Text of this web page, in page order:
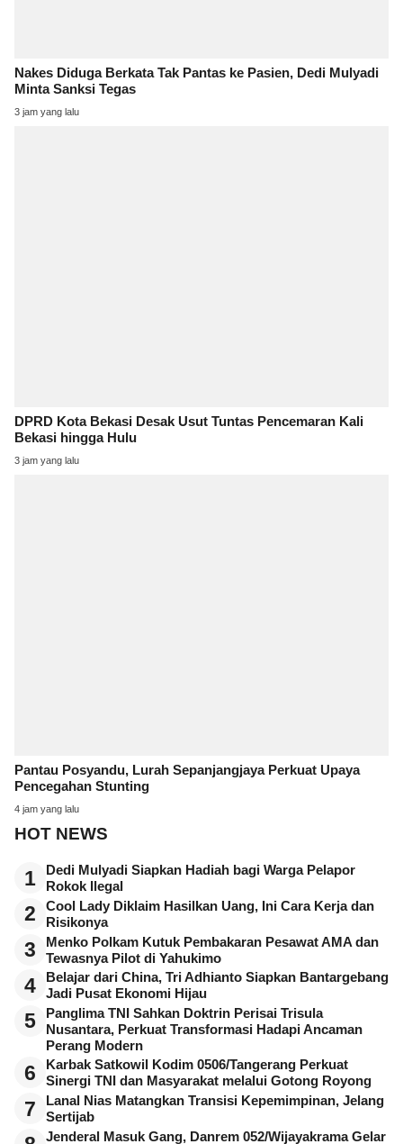
Nakes Diduga Berkata Tak Pantas ke Pasien, Dedi Mulyadi
Minta Sanksi Tegas
3 jam yang lalu
DPRD Kota Bekasi Desak Usut Tuntas Pencemaran Kali
Bekasi hingga Hulu
3 jam yang lalu
Pantau Posyandu, Lurah Sepanjangjaya Perkuat Upaya
Pencegahan Stunting
4 jam yang lalu
HOT NEWS
1
Dedi Mulyadi Siapkan Hadiah bagi Warga Pelapor
Rokok Ilegal
2
Cool Lady Diklaim Hasilkan Uang, Ini Cara Kerja dan
Risikonya
3
Menko Polkam Kutuk Pembakaran Pesawat AMA dan
Tewasnya Pilot di Yahukimo
4
Belajar dari China, Tri Adhianto Siapkan Bantargebang
Jadi Pusat Ekonomi Hijau
5
Panglima TNI Sahkan Doktrin Perisai Trisula
Nusantara, Perkuat Transformasi Hadapi Ancaman
Perang Modern
6
Karbak Satkowil Kodim 0506/Tangerang Perkuat
Sinergi TNI dan Masyarakat melalui Gotong Royong
7
Lanal Nias Matangkan Transisi Kepemimpinan, Jelang
Sertijab
Jenderal Masuk Gang, Danrem 052/Wijayakrama Gelar